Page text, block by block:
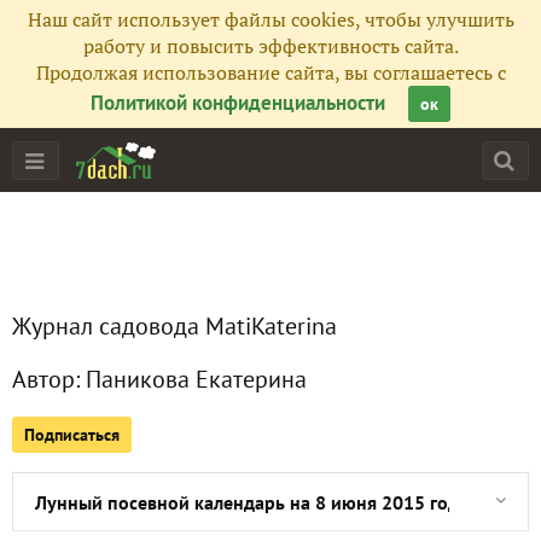
Наш сайт использует файлы cookies, чтобы улучшить
работу и повысить эффективность сайта.
Продолжая использование сайта, вы соглашаетесь с
Политикой конфиденциальности
ок
Журнал садовода MatiKaterina
Автор: Паникова Екатерина
Подписаться
Все публикации 30
Сейчас обсуждают
Лунный посевной календарь на 11 июня 2015 года
Лунный посевной календарь на 10 июня 2015 года
Лунный посевной календарь на 9 июня 2015 года
Лунный посевной календарь на 8 июня 2015 года